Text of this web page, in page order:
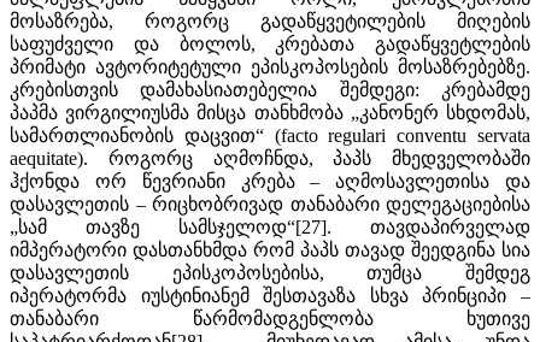
მოსაზრება, როგორც გადაწყვეტილების მიღების
საფუძველი და ბოლოს, კრებათა გადაწყვეტლების
პრიმატი ავტორიტეტული ეპისკოპოსების მოსაზრებებზე.
კრებისთვის დამახასიათებელია შემდეგი: კრებამდე
პაპმა ვირგილიუსმა მისცა თანხმობა „კანონერ სხდომას,
სამართლიანობის დაცვით“ (facto regulari conventu servata
aequitate). როგორც აღმოჩნდა, პაპს მხედველობაში
ჰქონდა ორ წევრიანი კრება – აღმოსავლეთისა და
დასავლეთის – რიცხობრივად თანაბარი დელეგაციებისა
„სამ თავზე სამსჯელოდ“[27]. თავდაპირველად
იმპერატორი დასთანხმდა რომ პაპს თავად შეედგინა სია
დასავლეთის ეპისკოპოსებისა, თუმცა შემდეგ
იპერატორმა იუსტინიანემ შესთავაზა სხვა პრინციპი –
თანაბარი წარმომადგენლობა ხუთივე